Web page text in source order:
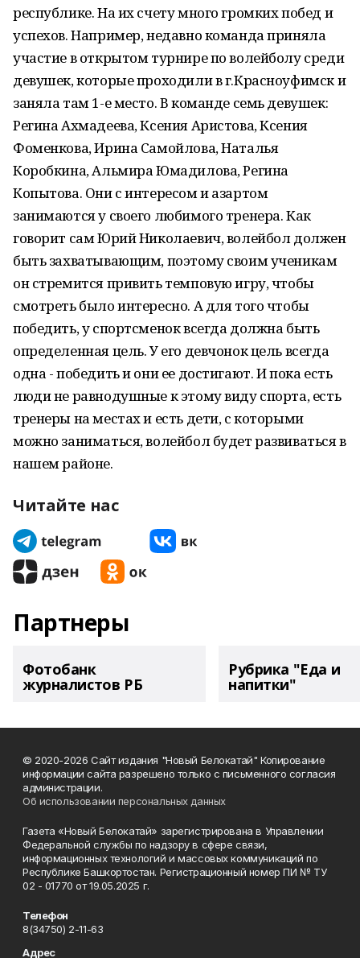
республике. На их счету много громких побед и
успехов. Например, недавно команда приняла
участие в открытом турнире по волейболу среди
девушек, которые проходили в г.Красноуфимск и
заняла там 1-е место. В команде семь девушек:
Регина Ахмадеева, Ксения Аристова, Ксения
Фоменкова, Ирина Самойлова, Наталья
Коробкина, Альмира Юмадилова, Регина
Копытова. Они с интересом и азартом
занимаются у своего любимого тренера. Как
говорит сам Юрий Николаевич, волейбол должен
быть захватывающим, поэтому своим ученикам
он стремится привить темповую игру, чтобы
смотреть было интересно. А для того чтобы
победить, у спортсменок всегда должна быть
определенная цель. У его девчонок цель всегда
одна - победить и они ее достигают. И пока есть
люди не равнодушные к этому виду спорта, есть
тренеры на местах и есть дети, с которыми
можно заниматься, волейбол будет развиваться в
нашем районе.
Читайте нас
Партнеры
Фотобанк
журналистов РБ
Рубрика "Еда и
напитки"
© 2020-2026 Сайт издания "Новый Белокатай" Копирование
информации сайта разрешено только с письменного согласия
администрации.
Об использовании персональных данных
Газета «Новый Белокатай» зарегистрирована в Управлении
Федеральной службы по надзору в сфере связи,
информационных технологий и массовых коммуникаций по
Республике Башкортостан. Регистрационный номер ПИ № ТУ
02 - 01770 от 19.05.2025 г.
Телефон
8(34750) 2-11-63
Адрес